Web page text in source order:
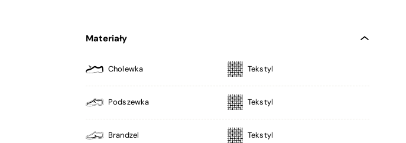
Materiały
Cholewka Tekstyl
Podszewka Tekstyl
Brandzel Tekstyl